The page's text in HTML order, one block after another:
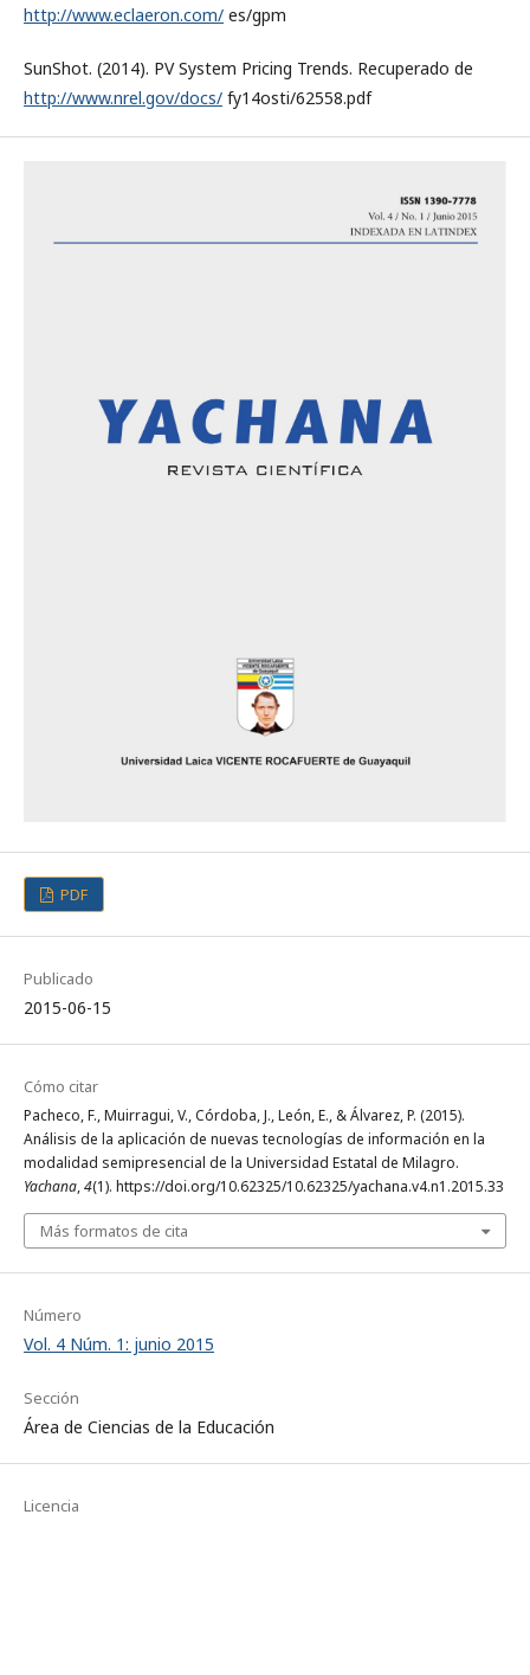
http://www.eclaeron.com/ es/gpm
SunShot. (2014). PV System Pricing Trends. Recuperado de
http://www.nrel.gov/docs/ fy14osti/62558.pdf
PDF
Publicado
2015-06-15
Cómo citar
Pacheco, F., Muirragui, V., Córdoba, J., León, E., & Álvarez, P. (2015).
Análisis de la aplicación de nuevas tecnologías de información en la
modalidad semipresencial de la Universidad Estatal de Milagro.
Yachana,4(1). https://doi.org/10.62325/10.62325/yachana.v4.n1.2015.33
Más formatos de cita
Número
Vol. 4 Núm. 1: junio 2015
Sección
Área de Ciencias de la Educación
Licencia